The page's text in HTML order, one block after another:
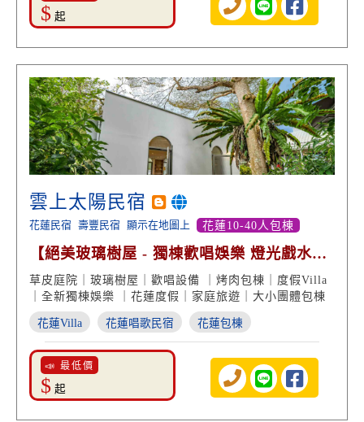
$ 起
雲上太陽民宿
花蓮民宿 壽豐民宿 顯示在地圖上 花蓮10-40人包棟
【絕美玻璃樹屋 - 獨棟歡唱娛樂 燈光戲水
池】
草皮庭院｜玻璃樹屋｜歡唱設備 ｜烤肉包棟｜度假Villa
｜全新獨棟娛樂 ｜花蓮度假｜家庭旅遊｜大小團體包棟
花蓮Villa 花蓮唱歌民宿 花蓮包棟
📣 最低價
$ 起